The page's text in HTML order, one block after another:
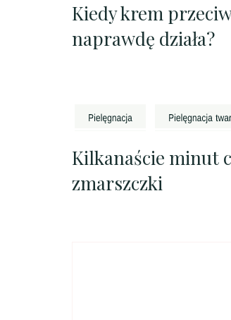
Kiedy krem
naprawdę działa?
Kilkanaście minut
zmarszczki